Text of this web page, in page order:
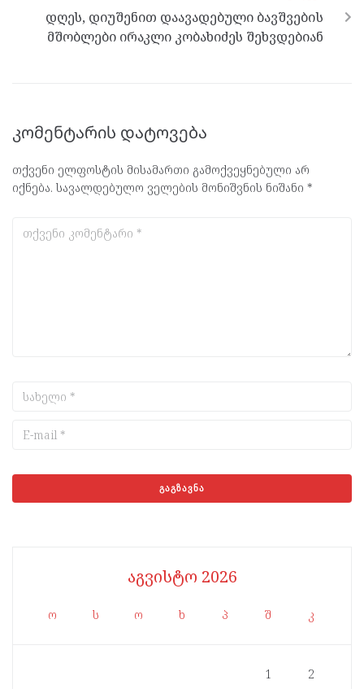
დღეს, დიუშენით დაავადებული ბავშვების
მშობლები ირაკლი კობახიძეს შეხვდებიან
კომენტარის დატოვება
თქვენი ელფოსტის მისამართი გამოქვეყნებული არ
იქნება. სავალდებულო ველების მონიშვნის ნიშანი *
აგვისტო 2026
ო ს ო ხ პ შ კ
1 2